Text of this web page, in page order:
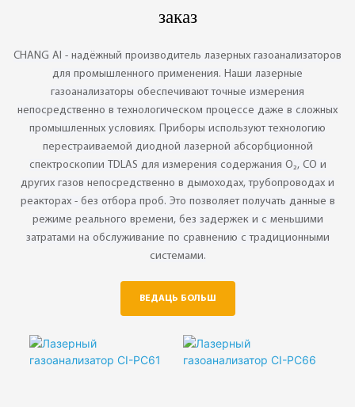
заказ
CHANG AI - надёжный производитель лазерных газоанализаторов
для промышленного применения. Наши лазерные
газоанализаторы обеспечивают точные измерения
непосредственно в технологическом процессе даже в сложных
промышленных условиях. Приборы используют технологию
перестраиваемой диодной лазерной абсорбционной
спектроскопии TDLAS для измерения содержания O₂, CO и
других газов непосредственно в дымоходах, трубопроводах и
реакторах - без отбора проб. Это позволяет получать данные в
режиме реального времени, без задержек и с меньшими
затратами на обслуживание по сравнению с традиционными
системами.
ВЕДАЦЬ БОЛЬШ